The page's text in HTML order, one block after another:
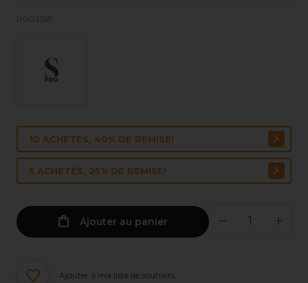
P003165
10 ACHETÉS, 40% DE REMISE!
5 ACHETÉS, 25% DE REMISE!
Ajouter au panier
Ajouter à ma liste de souhaits